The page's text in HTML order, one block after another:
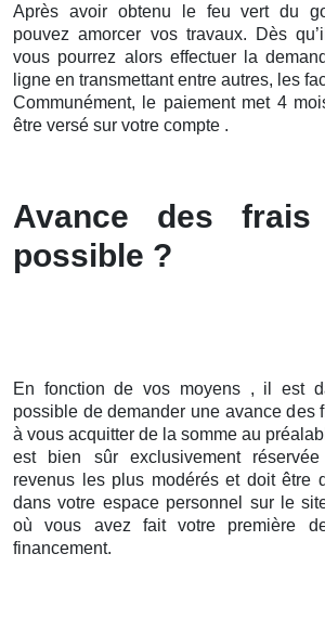
Après avoir obtenu le feu vert du
pouvez amorcer vos travaux. Dès
vous pourrez alors effectuer la
ligne en transmettant entre autres, les
Communément, le paiement met 4
être versé sur votre compte .
Avance des
possible ?
En fonction de vos moyens , il est
possible de demander une avance des
à vous acquitter de la somme au
est bien sûr exclusivement
revenus les plus modérés et doit être
dans votre espace personnel sur le
où vous avez fait votre première
financement.